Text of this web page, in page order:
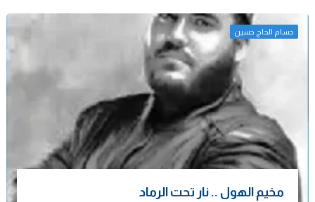
حسام الحاج حسين
مخيم الهول .. نار تحت الرماد